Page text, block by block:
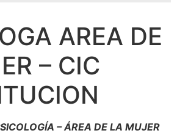
AREA DE
– CIC
– ÁREA DE LA MUJER